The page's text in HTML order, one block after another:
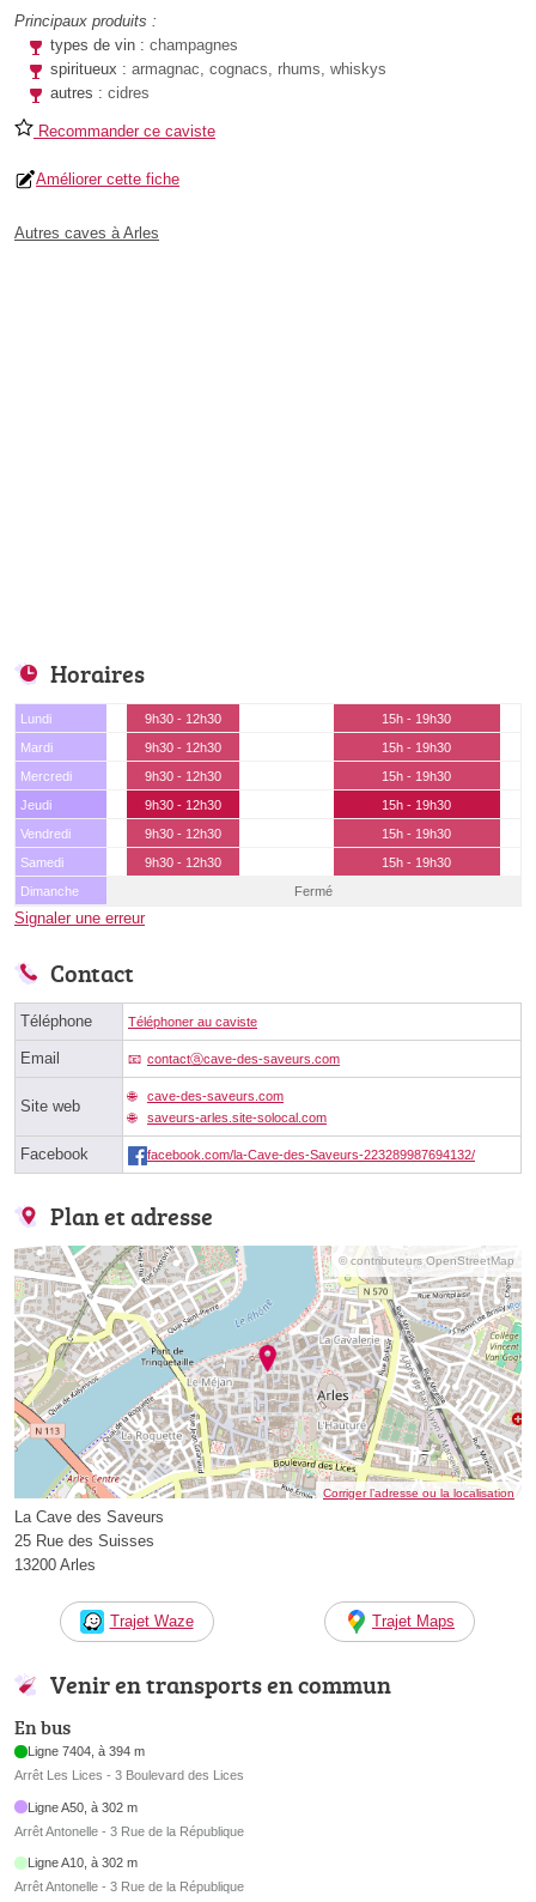
Principaux produits :
types de vin : champagnes
spiritueux : armagnac, cognacs, rhums, whiskys
autres : cidres
Recommander ce caviste
Améliorer cette fiche
Autres caves à Arles
Horaires
Lundi 9h30 - 12h30
15h - 19h30
Mardi
9h30 - 12h30
15h - 19h30
Mercredi
9h30 - 12h30
15h - 19h30
Jeudi
9h30 - 12h30
15h - 19h30
Vendredi
9h30 - 12h30
15h - 19h30
Samedi
9h30 - 12h30
15h - 19h30
Dimanche
Fermé
Signaler une erreur
Contact
Téléphone Téléphoner au caviste
Email contactⓐcave-des-saveurs.com
Site web
cave-des-saveurs.com
saveurs-arles.site-solocal.com
Facebook facebook.com/la-Cave-des-Saveurs-223289987694132/
Plan et adresse
© contributeurs OpenStreetMap
Corriger l’adresse ou la localisation
La Cave des Saveurs
25 Rue des Suisses
13200 Arles
Trajet Waze Trajet Maps
Venir en transports en commun
En bus
Ligne 7404, à 394 m
Arrêt Les Lices - 3 Boulevard des Lices
Ligne A50, à 302 m
Arrêt Antonelle - 3 Rue de la République
Ligne A10, à 302 m
Arrêt Antonelle - 3 Rue de la République